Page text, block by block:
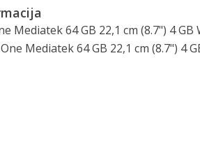
Mediatek 64 GB 22,1 cm (8.7") 4 GB